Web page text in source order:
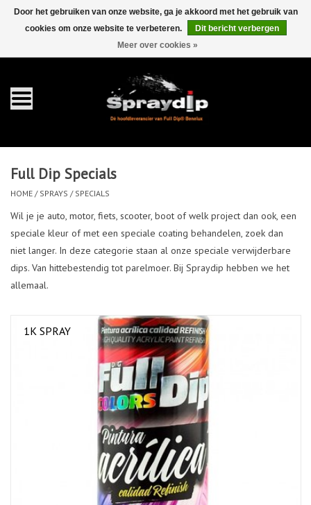
0 Artikelen - €0,00
Gallons
Sprays
Sets
Pearls
Toebehoren
Full Dip Specials
HOME / SPRAYS / SPECIALS
Wil je je auto, motor, fiets, scooter, boot of welk project dan ook, een
speciale kleur of met een speciale coating behandelen, zoek dan
niet langer. In deze categorie staan al onze speciale verwijderbare
dips. Van hittebestendig tot parelmoer. Bij Spraydip hebben we het
allemaal.
1K SPRAY
Door het gebruiken van onze website, ga je akkoord met het gebruik van
cookies om onze website te verbeteren.
Dit bericht verbergen
Meer over cookies »